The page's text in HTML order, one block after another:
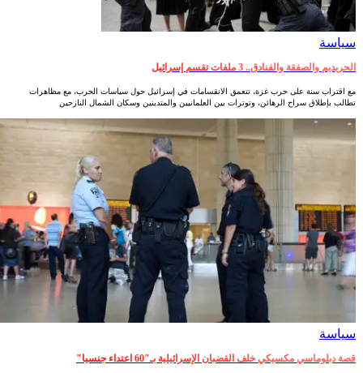
سياسة
الحريديم والصفقة والفنادق.. 3 ملفات تقسم إسرائيل
مع اقتراب سنة على حرب غزة، تتعمق الانقسامات في إسرائيل حول سياسات الحرب، مع مظاهرات
تطالب بإطلاق سراح الرهائن، وتوترات بين العلمانيين والمتدينين وسكان الشمال النازحين
سياسة
قصة دبلوماسي مكسيكي خلف القضبان الإسرائيلية بـ"60 اعتداء جنسيا"